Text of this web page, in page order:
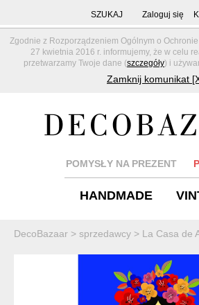
Zgodnie z Rozporządzeniem Ogólnym o
27 kwietnia 2016 r. informujemy, że w celu
przetwarzamy Twoje dane (szczegóły) i
Zamknij komunikat
SZUKAJ Zaloguj się
POMYSŁY NA PREZENT
HANDMADE
DecoBazaar > sprzedawcy > La Casa de